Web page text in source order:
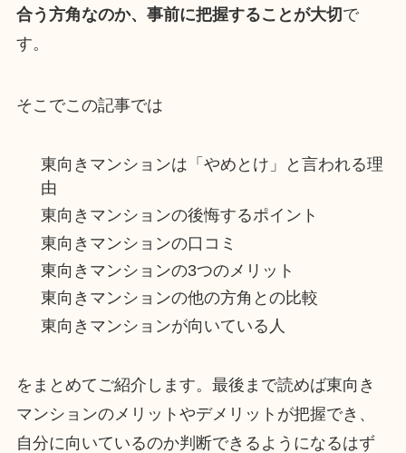
合う方角なのか、事前に把握することが大切で
す。
そこでこの記事では
東向きマンションは「やめとけ」と言われる理
由
東向きマンションの後悔するポイント
東向きマンションの口コミ
東向きマンションの3つのメリット
東向きマンションの他の方角との比較
東向きマンションが向いている人
をまとめてご紹介します。最後まで読めば東向き
マンションのメリットやデメリットが把握でき、
自分に向いているのか判断できるようになるはず